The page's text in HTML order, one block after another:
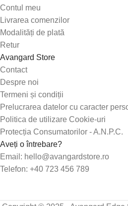
Contul meu
Livrarea comenzilor
Modalități de plată
Retur
Avangard Store
Contact
Despre noi
Termeni și condiții
Prelucrarea datelor cu caracter
Politica de utilizare Cookie-uri
Protecția Consumatorilor - A.N.P.C.
Aveți o întrebare?
Email: hello@avangardstore.ro
Telefon: +40 723 456 789